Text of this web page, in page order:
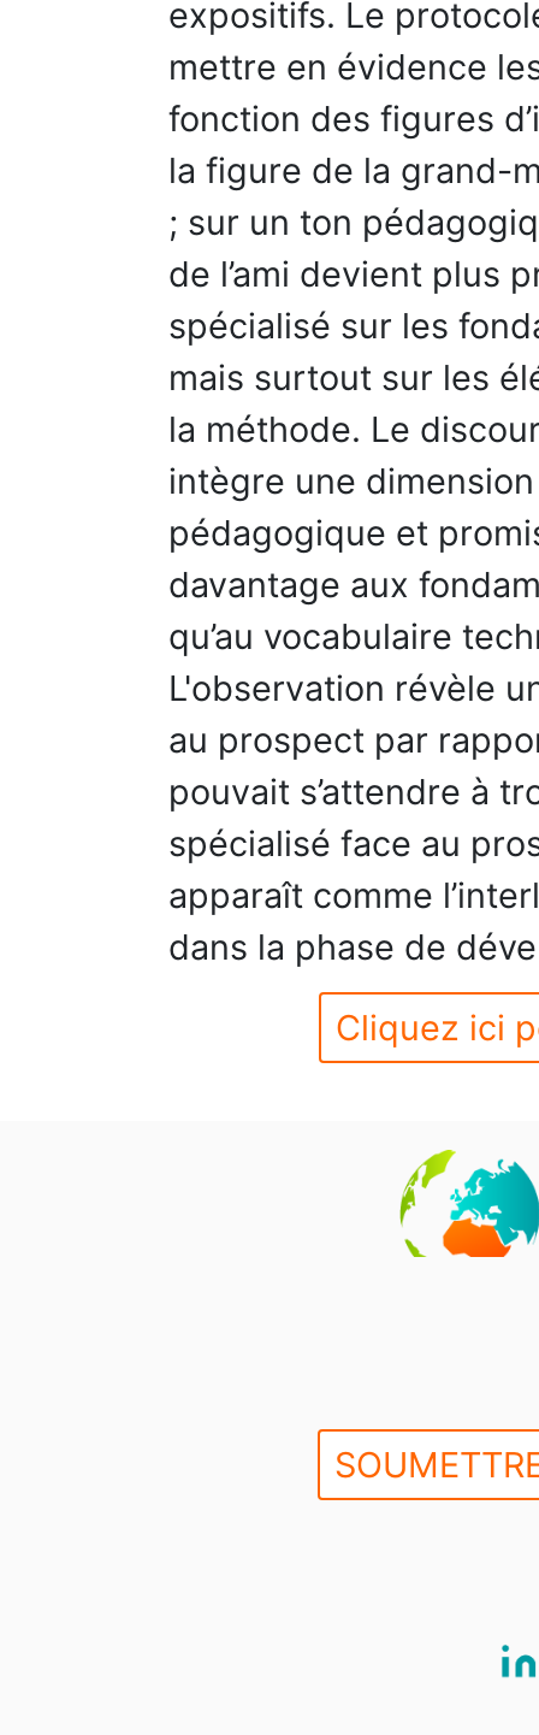
expositifs. Le
mettre en évidence
fonction des figures
la figure de la grand-
; sur un ton
de l’ami devient plus
spécialisé sur les
mais surtout sur les
la méthode. Le
intègre une
pédagogique et
davantage aux
qu’au vocabulaire
L'observation révèle
au prospect par
pouvait s’attendre à
spécialisé face au
apparaît comme
dans la phase de
Cliquez ici